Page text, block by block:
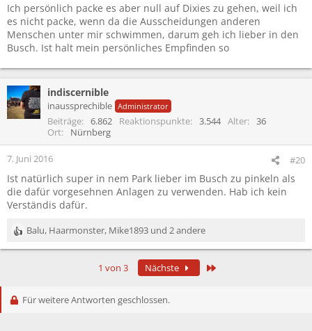
Ich persönlich packe es aber null auf Dixies zu gehen, weil ich
es nicht packe, wenn da die Ausscheidungen anderen
Menschen unter mir schwimmen, darum geh ich lieber in den
Busch. Ist halt mein persönliches Empfinden so
indiscernible
inaussprechible Administrator
Beiträge 6.862 Reaktionspunkte 3.544 Alter
36
Ort
Nürnberg
7. Juni 2016 #20
Ist natürlich super in nem Park lieber im Busch zu pinkeln als
die dafür vorgesehnen Anlagen zu verwenden. Hab ich kein
Verständis dafür.
R
e
i
Balu, Haarmonster, Mike1893 und 2 andere
1 von 3 Nächste
Für weitere Antworten geschlossen.